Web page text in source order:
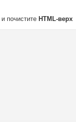
и почистите HTML-верх